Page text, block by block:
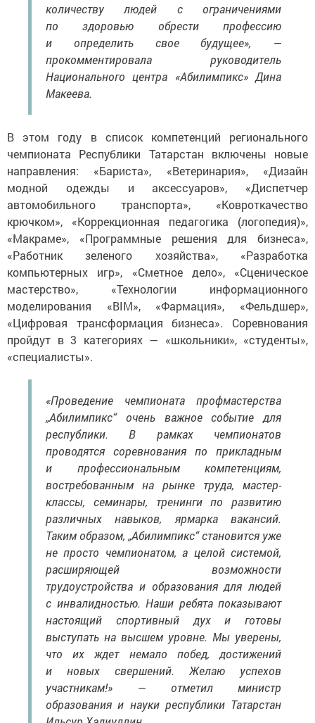
количеству людей с ограничениями
по здоровью обрести профессию
и определить свое будущее», —
прокомментировала руководитель
Национального центра «Абилимпикс» Дина
Макеева.
В этом году в список компетенций регионального
чемпионата Республики Татарстан включены новые
направления: «Бариста», «Ветеринария», «Дизайн
модной одежды и аксессуаров», «Диспетчер
автомобильного транспорта», «Ковроткачество
крючком», «Коррекционная педагогика (логопедия)»,
«Макраме», «Программные решения для бизнеса»,
«Работник зеленого хозяйства», «Разработка
компьютерных игр», «Сметное дело», «Сценическое
мастерство», «Технологии информационного
моделирования «BIM», «Фармация», «Фельдшер»,
«Цифровая трансформация бизнеса». Соревнования
пройдут в 3 категориях — «школьники», «студенты»,
«специалисты».
«Проведение чемпионата профмастерства
„Абилимпикс“ очень важное событие для
республики. В рамках чемпионатов
проводятся соревнования по прикладным
и профессиональным компетенциям,
востребованным на рынке труда, мастер-
классы, семинары, тренинги по развитию
различных навыков, ярмарка вакансий.
Таким образом, „Абилимпикс“ становится уже
не просто чемпионатом, а целой системой,
расширяющей возможности
трудоустройства и образования для людей
с инвалидностью. Наши ребята показывают
настоящий спортивный дух и готовы
выступать на высшем уровне. Мы уверены,
что их ждет немало побед, достижений
и новых свершений. Желаю успехов
участникам!» — отметил министр
образования и науки республики Татарстан